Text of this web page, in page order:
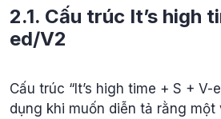
2.1. Cấu trúc It’s high
ed/V2
Cấu trúc “It’s high time + S + V-
dụng khi muốn diễn tả rằng